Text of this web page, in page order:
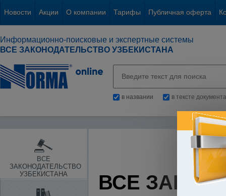
Новости Акции О компании Тарифы Публичная оферта
Информационно-поисковые и экспертные системы
ВСЕ ЗАКОНОДАТЕЛЬСТВО УЗБЕКИСТАНА
в названии в тексте документа
ВСЕ
ЗАКОНОДАТЕЛЬСТВО
УЗБЕКИСТАНА
ВСЕ